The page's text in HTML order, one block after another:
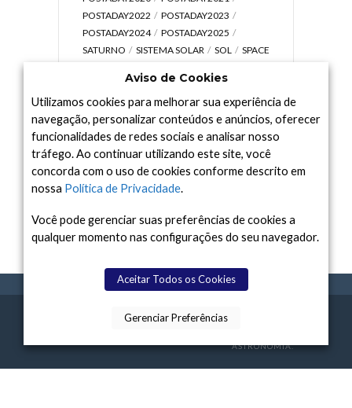
POSTADAY2022
POSTADAY2023
POSTADAY2024
POSTADAY2025
SATURNO
SISTEMA SOLAR SOL
SPACE
UNIVERSO
VÍDEO
Arquivo
Arquivo
TERMOS CONTATO SPACE TODAY
ASTRONOMIA.
Aviso de Cookies
Utilizamos cookies para melhorar sua experiência de
navegação, personalizar conteúdos e anúncios, oferecer
funcionalidades de redes sociais e analisar nosso
tráfego. Ao continuar utilizando este site, você
concorda com o uso de cookies conforme descrito em
nossa Política de Privacidade.
Você pode gerenciar suas preferências de cookies a
qualquer momento nas configurações do seu navegador.
Aceitar Todos os Cookies
Gerenciar Preferências